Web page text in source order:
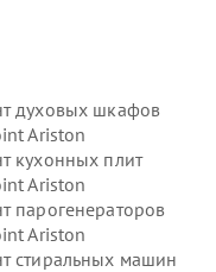
духовых шкафов
Ariston
кухонных плит
Ariston
парогенераторов
Ariston
стиральных машин